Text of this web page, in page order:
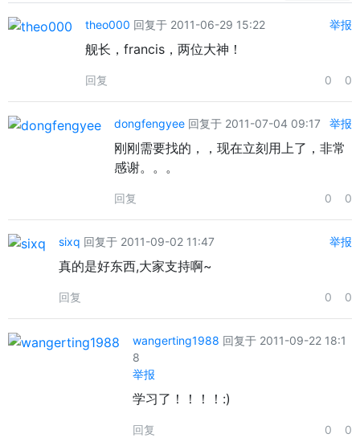
theo000 回复于 2011-06-29 15:22 举报
舰长，francis，两位大神！
回复 0 0
dongfengyee 回复于 2011-07-04 09:17 举报
刚刚需要找的，，现在立刻用上了，非常
感谢。。。
回复 0 0
sixq 回复于 2011-09-02 11:47 举报
真的是好东西,大家支持啊~
回复 0 0
wangerting1988 回复于 2011-09-22 18:1
8
举报
学习了！！！！:)
回复 0 0